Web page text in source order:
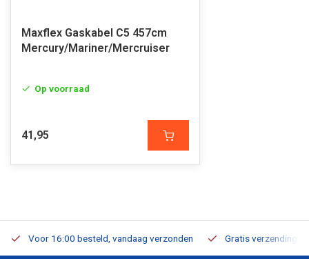
Maxflex Gaskabel C5 457cm
Mercury/Mariner/Mercruiser
Op voorraad
41,95
Voor 16:00 besteld, vandaag verzonden Gratis verzending